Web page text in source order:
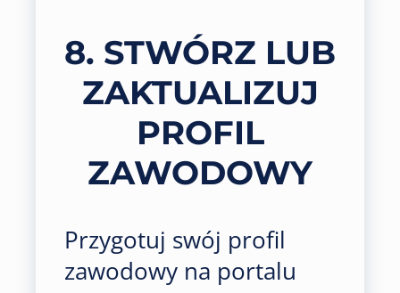
8. STWÓRZ LUB
ZAKTUALIZUJ
PROFIL
ZAWODOWY
Przygotuj swój profil
zawodowy na portalu